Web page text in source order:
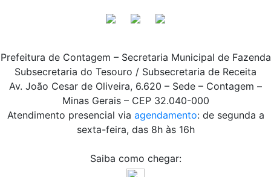
Prefeitura de Contagem – Secretaria Municipal de Fazenda
Subsecretaria do Tesouro / Subsecretaria de Receita
Av. João Cesar de Oliveira, 6.620 – Sede – Contagem –
Minas Gerais – CEP 32.040-000
Atendimento presencial via agendamento: de segunda a
sexta-feira, das 8h às 16h
Saiba como chegar: